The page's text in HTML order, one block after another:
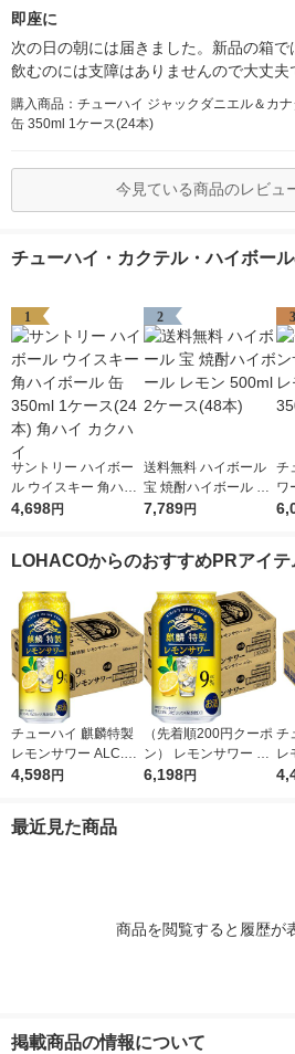
即座に
次の日の朝には届きました。新品の箱
飲むのには支障はありませんので大丈夫
購入商品：チューハイ ジャックダニエル＆カ
缶 350ml 1ケース(24本)
今見ている商品のレビュ
チューハイ・カクテル・ハイボー
1
サントリー ハイボー
ル ウイスキー 角ハイ
ボール 缶 350ml 1ケ
4,698円
2
送料無料 ハイボール
宝 焼酎ハイボール レ
モン 500ml 2ケース(4
7,789円
3
チ
ワ
LOHACOからのおすすめPRアイテ
チューハイ 麒麟特製
レモンサワー ALC.9%
500ml 24本 キリン 酎
4,598円
（先着順200円クーポ
ン） レモンサワー チ
ューハイ 麒麟特製 レ
6,198円
チ
レ
1
最近見た商品
商品を閲覧すると履歴が
掲載商品の情報について